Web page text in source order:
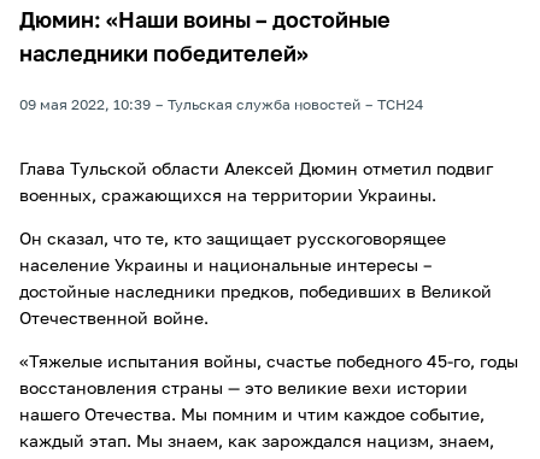
Дюмин: «Наши воины – достойные
наследники победителей»
09 мая 2022, 10:39 Тульская служба новостей ТСН24
Глава Тульской области Алексей Дюмин отметил подвиг
военных, сражающихся на территории Украины.
Он сказал, что те, кто защищает русскоговорящее
население Украины и национальные интересы –
достойные наследники предков, победивших в Великой
Отечественной войне.
«Тяжелые испытания войны, счастье победного 45-го, годы
восстановления страны — это великие вехи истории
нашего Отечества. Мы помним и чтим каждое событие,
каждый этап. Мы знаем, как зарождался нацизм, знаем,